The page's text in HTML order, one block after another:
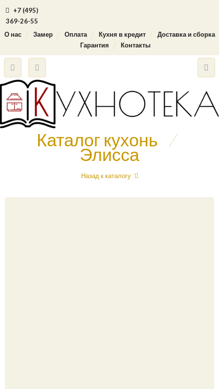
+7 (495)
369-26-55
О нас
Замер Оплата Кухня в кредит
Доставка и сборка
Гарантия
Контакты
Каталог кухонь /
Элисса
Назад к каталогу